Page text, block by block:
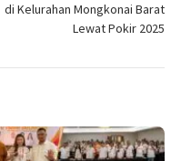
di Kelurahan Mongkonai Barat
Lewat Pokir 2025